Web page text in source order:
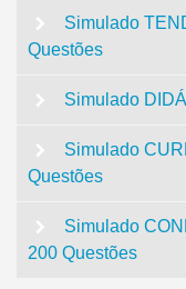
Simulado
Questões
Simulado
Simulado
Questões
Simulado
200 Questões